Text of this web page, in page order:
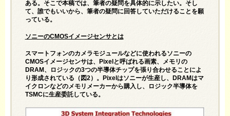
ある。そこで本稿では、筆者の疑問を具体的に示したい。そし
て、誰でもいいから、筆者の疑問に回答していただけることを願
っている。
ソニーのCMOSイメージセンサとは
スマートフォンのカメラモジュールなどに使われるソニーの
CMOSイメージセンサは、Pixelと呼ばれる画素、メモリの
DRAM、ロジックの3つの半導体チップを張り合わせることによ
り形成されている（図2）。Pixelはソニーが生産し、DRAMはマ
イクロンなどのメモリメーカーから購入し、ロジック半導体を
TSMCに生産委託している。